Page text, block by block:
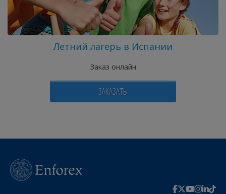
Летний лагерь в Испании
Заказ онлайн
ЗАКАЗАТЬ